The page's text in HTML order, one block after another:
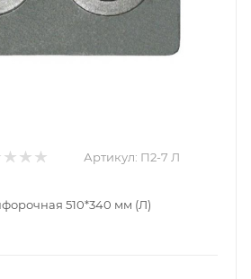
Артикул: П2-7 Л
510*340 мм (Л)